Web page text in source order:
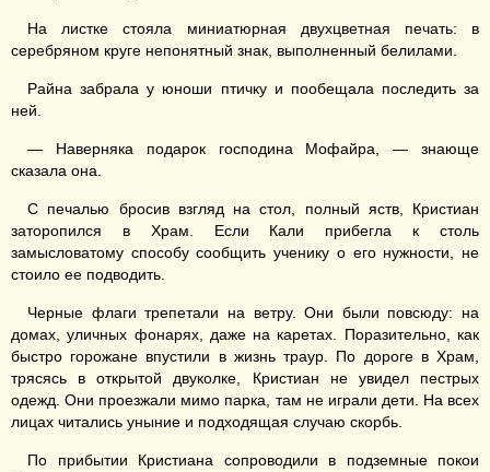
На листке стояла миниатюрная двухцветная печать: в
серебряном круге непонятный знак, выполненный белилами.
Райна забрала у юноши птичку и пообещала последить за
ней.
— Наверняка подарок господина Мофайра, — знающе
сказала она.
С печалью бросив взгляд на стол, полный яств, Кристиан
заторопился в Храм. Если Кали прибегла к столь
замысловатому способу сообщить ученику о его нужности, не
стоило ее подводить.
Черные флаги трепетали на ветру. Они были повсюду: на
домах, уличных фонарях, даже на каретах. Поразительно, как
быстро горожане впустили в жизнь траур. По дороге в Храм,
трясясь в открытой двуколке, Кристиан не увидел пестрых
одежд. Они проезжали мимо парка, там не играли дети. На всех
лицах читались уныние и подходящая случаю скорбь.
По прибытии Кристиана сопроводили в подземные покои